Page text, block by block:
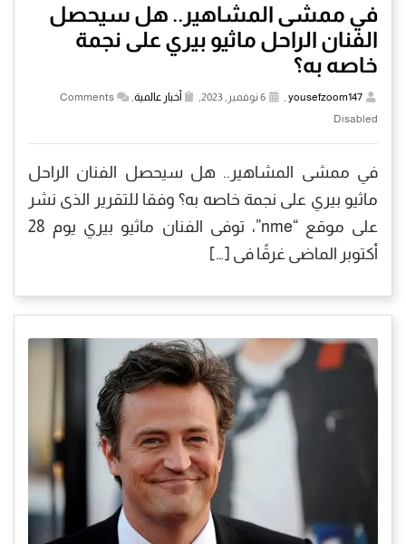
في ممشى المشاهير.. هل سيحصل
الفنان الراحل ماثيو بيري على نجمة
خاصه به؟
yousefzoom147
, أخبار عالمية,
Comments
Disabled
في ممشى المشاهير.. هل سيحصل الفنان الراحل
ماثيو بيري على نجمة خاصه به؟ وفقا للتقرير الذى نشر
على موقع “nme”، توفى الفنان ماثيو بيري يوم 28
أكتوبر الماضى غرقًا فى […]